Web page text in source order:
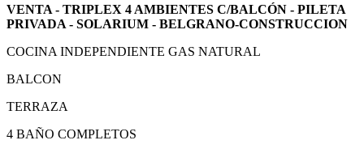
VENTA - TRIPLEX 4 AMBIENTES C/BALCÓN - PILETA
PRIVADA - SOLARIUM - BELGRANO-CONSTRUCCION
COCINA INDEPENDIENTE GAS NATURAL
BALCON
TERRAZA
4 BAÑO COMPLETOS